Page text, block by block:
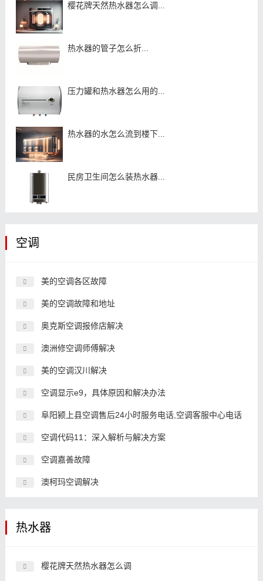
樱花牌天然热水器怎么调...
热水器的管子怎么折...
压力罐和热水器怎么用的...
热水器的水怎么流到楼下...
民房卫生间怎么装热水器...
空调
美的空调各区故障
美的空调故障和地址
奥克斯空调报修店解决
澳洲修空调师傅解决
美的空调汉川解决
空调显示e9，具体原因和解决办法
阜阳颍上县空调售后24小时服务电话,空调客服中心电话
空调代码11：深入解析与解决方案
空调嘉善故障
澳柯玛空调解决
热水器
樱花牌天然热水器怎么调